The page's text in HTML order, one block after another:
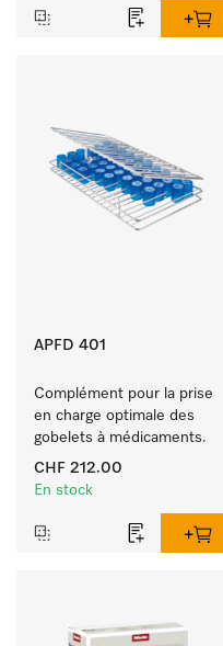
verres.
APFD 401
Complément pour la prise
en charge optimale des
gobelets à médicaments.
CHF 212.00
En stock